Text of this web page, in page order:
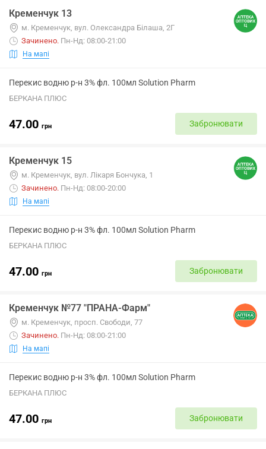
Кременчук 13
м. Кременчук, вул. Олександра Білаша, 2Г
Зачинено. Пн-Нд: 08:00-21:00
На мапі
Перекис водню р-н 3% фл. 100мл Solution Pharm
БЕРКАНА ПЛЮС
47.00 грн Забронювати
Кременчук 15
м. Кременчук, вул. Лікаря Бончука, 1
Зачинено. Пн-Нд: 08:00-20:00
На мапі
Перекис водню р-н 3% фл. 100мл Solution Pharm
БЕРКАНА ПЛЮС
47.00 грн Забронювати
Кременчук №77 "ПРАНА-Фарм"
м. Кременчук, просп. Свободи, 77
Зачинено. Пн-Нд: 08:00-21:00
На мапі
Перекис водню р-н 3% фл. 100мл Solution Pharm
БЕРКАНА ПЛЮС
47.00 грн Забронювати